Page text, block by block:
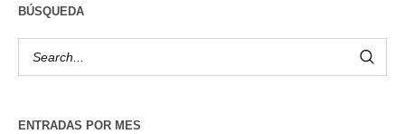
BÚSQUEDA
ENTRADAS POR MES